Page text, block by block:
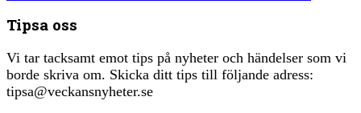
Tipsa oss
Vi tar tacksamt emot tips på nyheter och händelser som vi
borde skriva om. Skicka ditt tips till följande adress:
tipsa@veckansnyheter.se